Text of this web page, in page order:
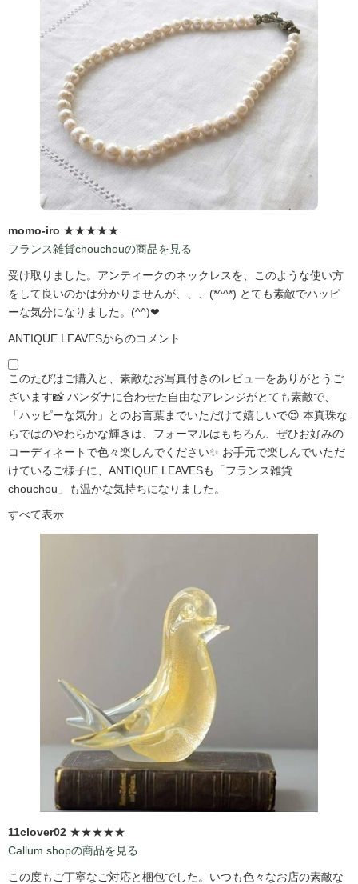
momo-iro ★★★★★
フランス雑貨chouchouの商品を見る
受け取りました。アンティークのネックレスを、このような使い方
をして良いのかは分かりませんが、、、(*^^*) とても素敵でハッピ
ーな気分になりました。(^^)❤
ANTIQUE LEAVESからのコメント
このたびはご購入と、素敵なお写真付きのレビューをありがとうご
ざいます📸 バンダナに合わせた自由なアレンジがとても素敵で、
「ハッピーな気分」とのお言葉までいただけて嬉しいで😍 本真珠な
らではのやわらかな輝きは、フォーマルはもちろん、ぜひお好みの
コーディネートで色々楽しんでください✨ お手元で楽しんでいただ
けているご様子に、ANTIQUE LEAVESも「フランス雑貨
chouchou」も温かな気持ちになりました。
すべて表示
11clover02 ★★★★★
Callum shopの商品を見る
この度もご丁寧なご対応と梱包でした。いつも色々なお店の素敵な